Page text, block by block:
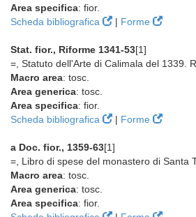
Area specifica: fior.
Scheda bibliografica
| Forme
Stat. fior., Riforme 1341-53[1]
=, Statuto dell'Arte di Calimala del 1339.
Macro area: tosc.
Area generica: tosc.
Area specifica: fior.
Scheda bibliografica
| Forme
a Doc. fior., 1359-63[1]
=, Libro di spese del monastero di Santa
Macro area: tosc.
Area generica: tosc.
Area specifica: fior.